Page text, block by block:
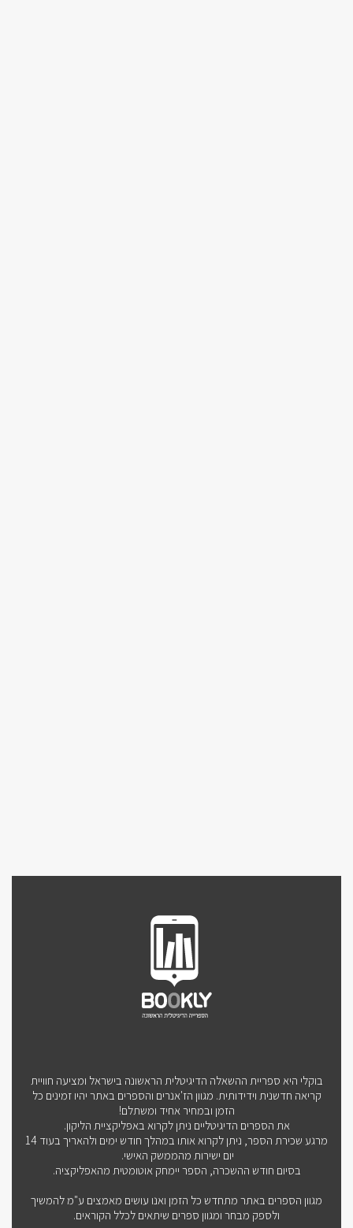
בוקלי היא ספריית ההשאלה הדיגיטלית הראשונה בישראל ומציעה חוויית
קריאה חדשנית וידידותית. מגוון הז'אנרים והספרים באתר יהיו זמינים כל
הזמן ובמחיר אחיד ומשתלם!
את הספרים הדיגיטליים ניתן לקרוא באפליקציית הליקון.
מרגע שכירת הספר, ניתן לקרוא אותו במהלך חודש ימים ולהאריך בעוד 14
יום ישירות מהממשק האישי.
בסיום חודש ההשכרה, הספר יימחק אוטומטית מהאפליקציה.
מגוון הספרים באתר מתחדש כל הזמן ואנו עושים מאמצים ע"מ להמשיך
ולספק מבחר ומגוון ספרים שיתאים לכלל הקוראים.